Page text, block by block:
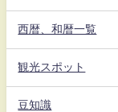
西暦、和暦一覧
観光スポット
豆知識